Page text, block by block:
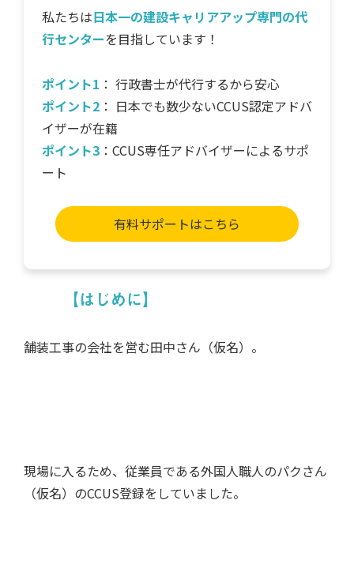
私たちは日本一の建設キャリアアップ専門の代
行センターを目指しています！
ポイント1 ： 行政書士が代行するから安心
ポイント2： 日本でも数少ないCCUS認定アドバ
イザーが在籍
ポイント3：CCUS専任アドバイザーによるサポ
ート
有料サポートはこちら
【はじめに】
舗装工事の会社を営む田中さん（仮名）。
現場に入るため、従業員である外国人職人のパクさん
（仮名）のCCUS登録をしていました。